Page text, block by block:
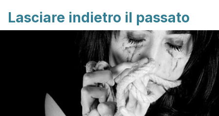
Lasciare indietro il passato